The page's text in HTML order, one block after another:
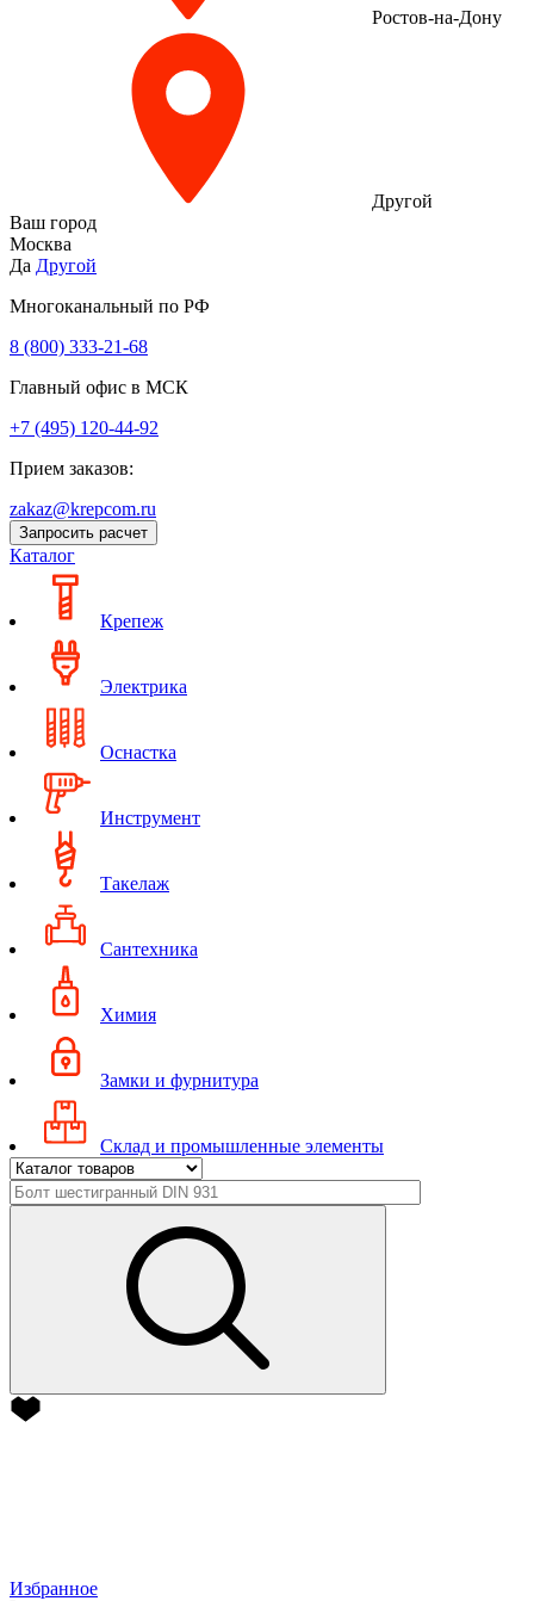
Ростов-на-Дону
Другой
Ваш город
Москва
Да Другой
Многоканальный по РФ
8 (800) 333‑21-68
Главный офис в МСК
+7 (495) 120-44-92
Прием заказов:
zakaz@krepcom.ru
Запросить расчет
Каталог
Крепеж
Электрика
Оснастка
Инструмент
Такелаж
Сантехника
Химия
Замки и фурнитура
Склад и промышленные элементы
Избранное